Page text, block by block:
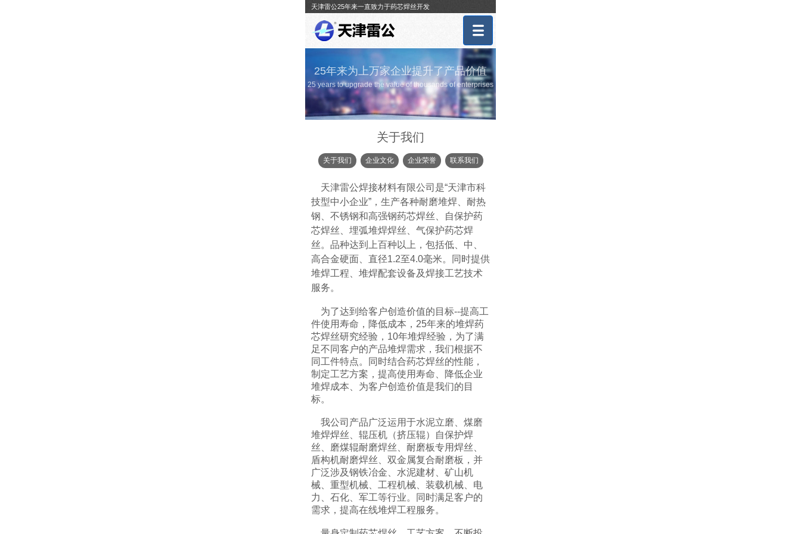
天津雷公25年来一直致力于药芯焊丝开发
25年来为上万家企业提升了产品价值
25 years to upgrade the value of thousands of enterprises
关于我们
关于我们 企业文化 企业荣誉 联系我们
天津雷公焊接材料有限公司是“天津市科
技型中小企业”，生产各种耐磨堆焊、耐热
钢、不锈钢和高强钢药芯焊丝、自保护药
芯焊丝、埋弧堆焊焊丝、气保护药芯焊
丝。品种达到上百种以上，包括低、中、
高合金硬面、直径1.2至4.0毫米。同时提供
堆焊工程、堆焊配套设备及焊接工艺技术
服务。
为了达到给客户创造价值的目标--提高工
件使用寿命，降低成本，25年来的堆焊药
芯焊丝研究经验，10年堆焊经验，为了满
足不同客户的产品堆焊需求，我们根据不
同工件特点。同时结合药芯焊丝的性能，
制定工艺方案，提高使用寿命、降低企业
堆焊成本、为客户创造价值是我们的目
标。
我公司产品广泛运用于水泥立磨、煤磨
堆焊焊丝、辊压机（挤压辊）自保护焊
丝、磨煤辊耐磨焊丝、耐磨板专用焊丝、
盾构机耐磨焊丝、双金属复合耐磨板，并
广泛涉及钢铁冶金、水泥建材、矿山机
械、重型机械、工程机械、装载机械、电
力、石化、军工等行业。同时满足客户的
需求，提高在线堆焊工程服务。